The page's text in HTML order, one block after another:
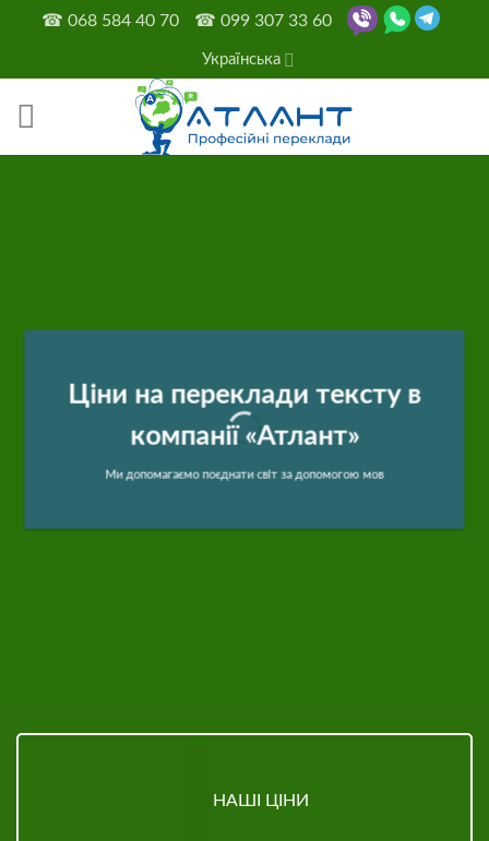
content
☎ 068 584 40 70 ☎ 099 307 33 60
Українська
Ціни на переклади тексту в
компанії «Атлант»
Ми допомагаємо поєднати світ за допомогою мов
НАШІ ЦІНИ